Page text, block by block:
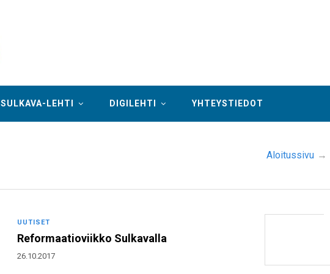
SULKAVA-LEHTI DIGILEHTI YHTEYSTIEDOT
Aloitussivu →
UUTISET
Reformaatioviikko Sulkavalla
26.10.2017